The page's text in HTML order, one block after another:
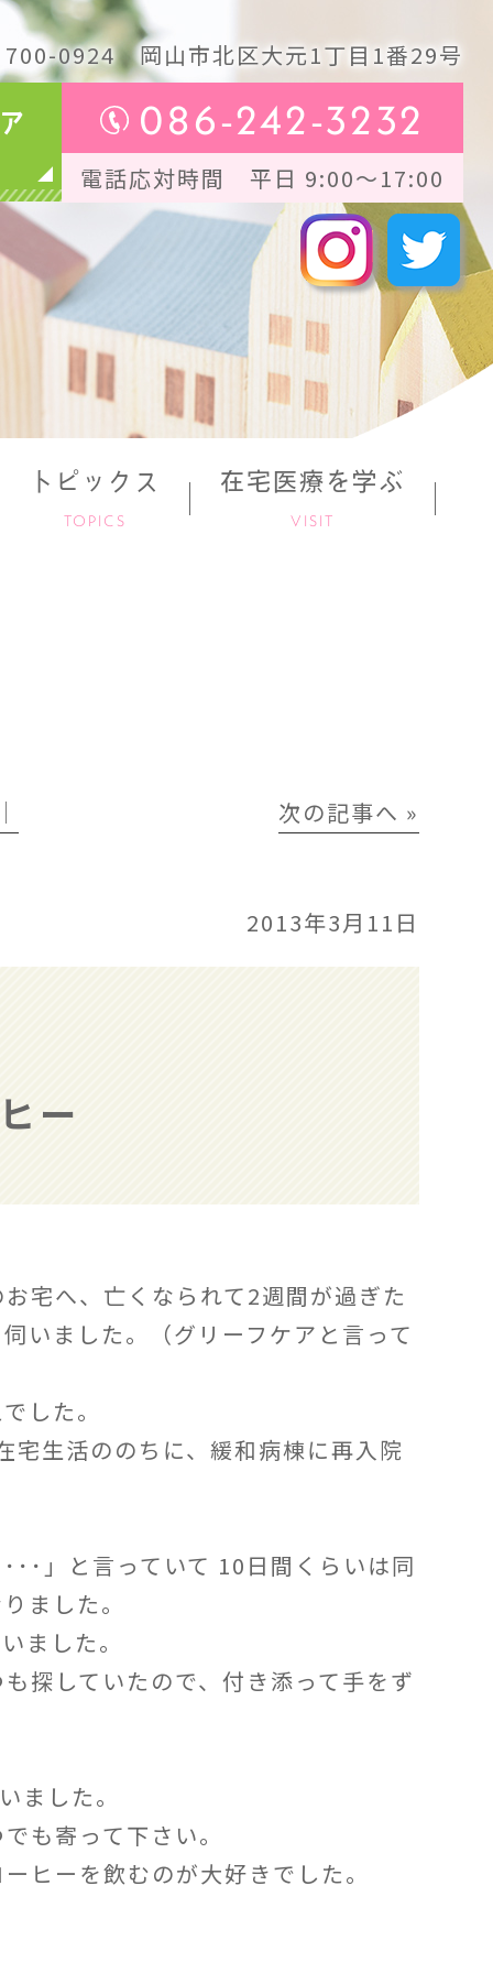
700-0924岡山市北区大元1丁目1番29号
086-242-3232
電話応対時間 平日 9:00～17:00
トピックス
TOPICS
在宅医療を学ぶ
VISIT
次の記事へ »
2013年3月11日
ー
宅へ、亡くなられて2週間が過ぎた
いました。（グリーフケアと言って
した。
宅生活ののちに、緩和病棟に再入院
･」と言っていて 10日間くらいは同
ました。
ました。
探していたので、付き添って手をず
ました。
も寄って下さい。
ヒーを飲むのが大好きでした。